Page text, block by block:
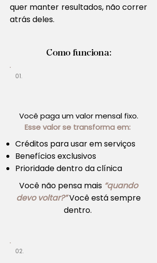
quer manter resultados, não correr
atrás deles.
Como funciona:
01.
Você paga um valor mensal fixo.
Esse valor se transforma em:
Créditos para usar em serviços
Benefícios exclusivos
Prioridade dentro da clínica
Você não pensa mais “quando
devo voltar?”Você está sempre
dentro.
02.